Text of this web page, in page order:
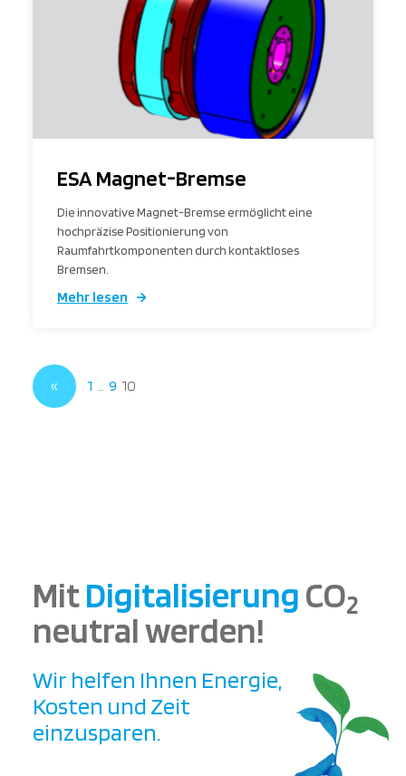
ESA Magnet-Bremse
Die innovative Magnet-Bremse ermöglicht eine
hochpräzise Positionierung von
Raumfahrtkomponenten durch kontaktloses
Bremsen.
Mehr lesen
1 … 9 10
MitDigitalisierungCO2
neutral werden!
Wir helfen Ihnen Energie,
Kosten und Zeit
einzusparen.